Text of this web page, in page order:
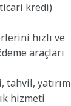
kredi)
hızlı ve
araçları
yatırım
hizmeti